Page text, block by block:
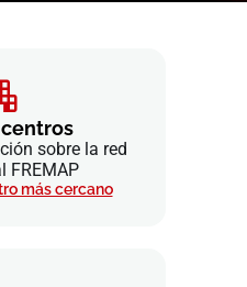
sobre la red
FREMAP
más cercano